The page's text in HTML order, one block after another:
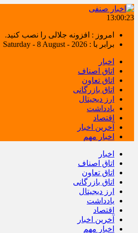
13:00:24
امروز : افزونه جلالی را نصب کنید.
برابر با : Saturday - 8 August - 2026
اخبار
اتاق اصناف
اتاق تعاون
اتاق بازرگانی
ارز دیجیتال
یادداشت
اقتصاد
آخرین اخبار
اخبار مهم
اخبار
اتاق اصناف
اتاق تعاون
اتاق بازرگانی
ارز دیجیتال
یادداشت
اقتصاد
آخرین اخبار
اخبار مهم